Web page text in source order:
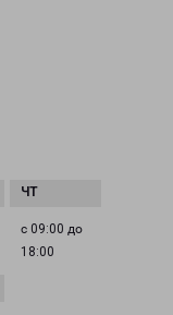
с 09:00 до
18:00